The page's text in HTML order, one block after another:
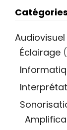
Audiovisuel
Éclairage